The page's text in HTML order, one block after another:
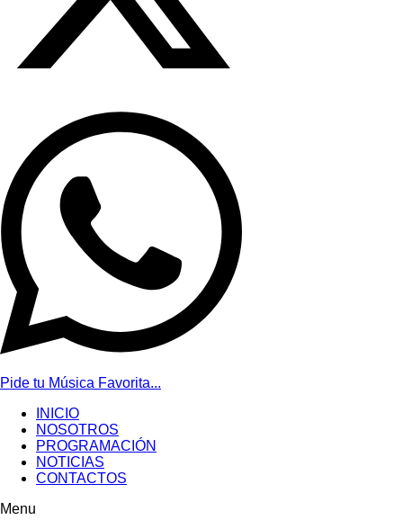
Pide tu Música Favorita...
INICIO
NOSOTROS
PROGRAMACIÓN
NOTICIAS
CONTACTOS
Menu